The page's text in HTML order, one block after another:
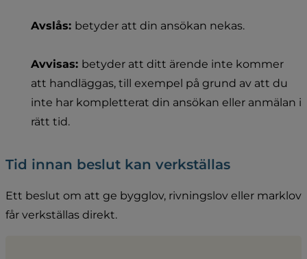
Avslås: betyder att din ansökan nekas.
Avvisas: betyder att ditt ärende inte kommer
att handläggas, till exempel på grund av att du
inte har kompletterat din ansökan eller anmälan i
rätt tid.
Tid innan beslut kan verkställas
Ett beslut om att ge bygglov, rivningslov eller marklov
får verkställas direkt.